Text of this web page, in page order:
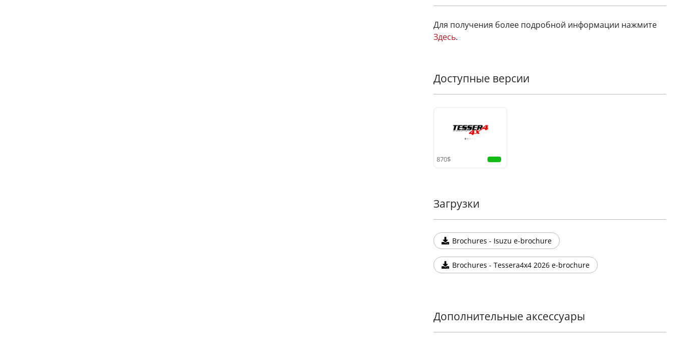
Для получения более подробной информации нажмите
Здесь.
Доступные версии
870$
Загрузки
Brochures - Isuzu e-brochure
Brochures - Tessera4x4 2026 e-brochure
Дополнительные аксессуары